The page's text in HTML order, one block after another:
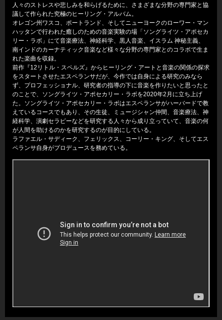
人々のストレスや悲しみを和らげるために、さまざまな分野の専門家と協
議して作られた究極のヒーリング・アルバム。
オレゴン州ワスコ、ポートランド、そしてニューヨークのローワー・マン
ハッタンで行われた癒しのための音楽実験の場「ソングライツ・アポセカ
リー・ラボ」にて音楽療法、神経科学、黒人音楽、イスラム 神秘主義、
南インドのカーナティック音楽など様々な分野の専門家とのコラボで生ま
れた楽曲を収録。
前作『12リトル・スペルズ』からヒーリング・アートと音楽の関係の探求
をスタートさせたエスペランサだが、今作では自身による研究のみなら
ず、プロフェッショナル、研究者の指導の下に音楽を作りたいと思ったと
のことで、ソングライツ・アポセカリー・ラボを2020年2月に立ち上げ
た。ソングライツ・アポセカリー・ラボはエスペランサがハーバードで教
えているコースでもあり、その生徒、ミュージシャン仲間、音楽療法、神
経科学、演劇セラピーなどを研究する人々から成り立っていて、音楽の何
が人間を助けるのかを研究するのが目的にしている。
ラファエル・サディーク、フェリックス、コーリー・キング、そしてエス
ペランサ自身がプロデュースを務めている。